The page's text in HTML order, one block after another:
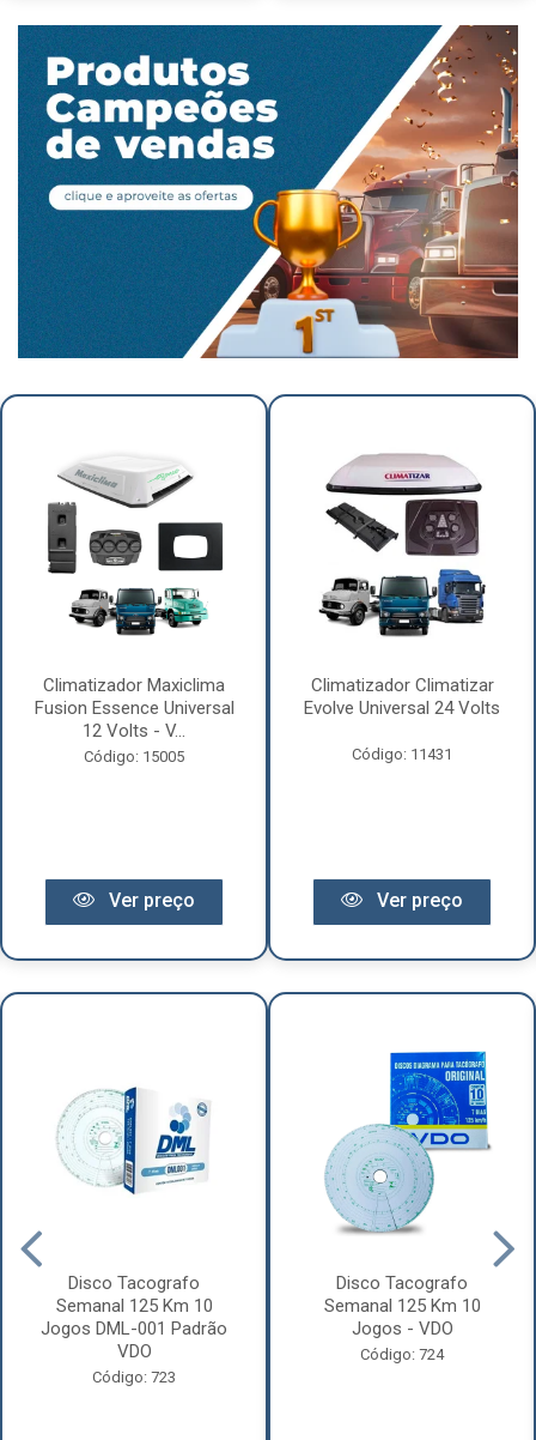
Climatizador Maxiclima
Fusion Essence Universal
12 Volts - V...
Código: 15005
Ver preço
Climatizador Climatizar
Evolve Universal 24 Volts
Código: 11431
Ver preço
Disco Tacografo
Semanal 125 Km 10
Jogos DML-001 Padrão
VDO
Código: 723
Disco Tacografo
Semanal 125 Km 10
Jogos - VDO
Código: 724